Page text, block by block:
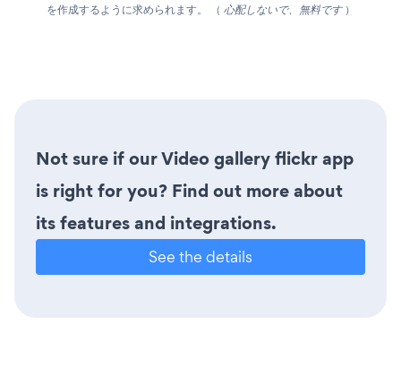
を作成するように求められます。 （ 心配しないで、無料です）
Not sure if our Video gallery flickr app
is right for you? Find out more about
its features and integrations.
See the details